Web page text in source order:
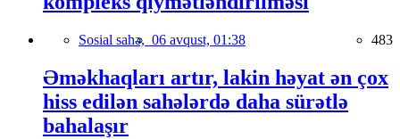
Sosial sahə, 06 avqust, 01:38 483
Əməkhaqları artır, lakin həyat ən çox
hiss edilən sahələrdə daha sürətlə
bahalaşır